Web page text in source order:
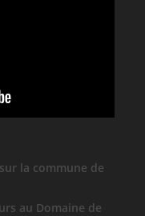
la commune de
au Domaine de